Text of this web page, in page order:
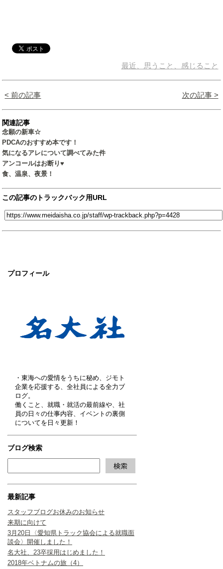
プロフィール
・東海への愛情をうちに秘め、ジモト
企業を応援する、全社員による全力ブ
ログ。
働くこと、就職・就活の最前線や、社
員の日々の仕事内容、イベントの裏側
についてを日々更新！
ブログ検索
最新記事
スタッフブログお休みのお知らせ
来期に向けて
3月20日〈愛知県トラック協会による就職面
談会〉開催しました！
名大社、23卒採用はじめました！
2018年ベトナムの旅（4）
最近、思うこと、感じること
< 前の記事 次の記事 >
関連記事
念願の新車☆
PDCAのおすすめ本です！
気になるアレについて調べてみた件
アンコールはお断り♥
食、温泉、夜景！
この記事のトラックバック用URL